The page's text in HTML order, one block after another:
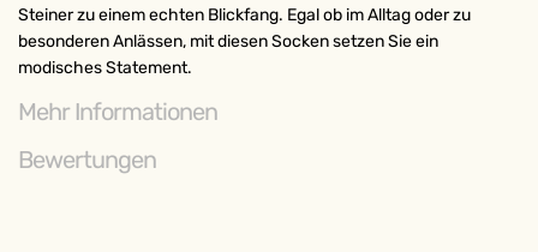
Steiner zu einem echten Blickfang. Egal ob im Alltag oder zu
besonderen Anlässen, mit diesen Socken setzen Sie ein
modisches Statement.
Mehr Informationen
Bewertungen